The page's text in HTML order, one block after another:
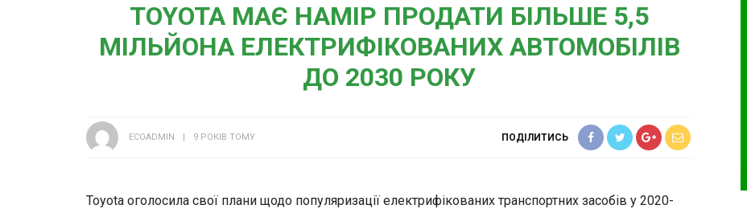
TOYOTA МАЄ НАМІР ПРОДАТИ БІЛЬШЕ 5,5
МІЛЬЙОНА ЕЛЕКТРИФІКОВАНИХ АВТОМОБІЛІВ
ДО 2030 РОКУ
ECOADMIN 9 РОКІВ ТОМУ ПОДІЛИТИСЬ
Toyota оголосила свої плани щодо популяризації електрифікованих транспортних засобів у 2020-